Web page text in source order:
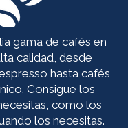
gama de cafés en
calidad, desde
hasta cafés
Consigue los
como los
los necesitas.